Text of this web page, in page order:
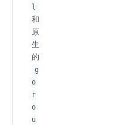
l
和
原
生
的
g
o
r
o
u